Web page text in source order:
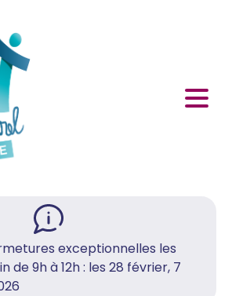
exceptionnelles les
de 9h à 12h : les 28 février, 7